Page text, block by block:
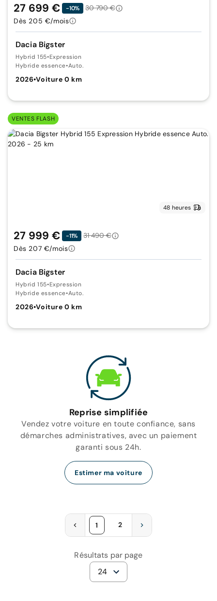
Dacia Bigster
Hybrid 155•Expression
Hybride essence•Auto.
2026•Voiture 0 km
27 699 € -10%
30 790 €
Dès 205 €/mois
VENTES FLASH
48 heures
Dacia Bigster
Hybrid 155•Expression
Hybride essence•Auto.
2026•Voiture 0 km
27 999 € -11%
31 490 €
Dès 207 €/mois
Reprise simplifiée
Vendez votre voiture en toute confiance, sans
démarches administratives, avec un paiement
garanti sous 24h.
Estimer ma voiture
1 2
Résultats par page
24